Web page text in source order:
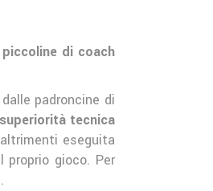
di coach
padroncine di
superiorità tecnica
eseguita
gioco. Per